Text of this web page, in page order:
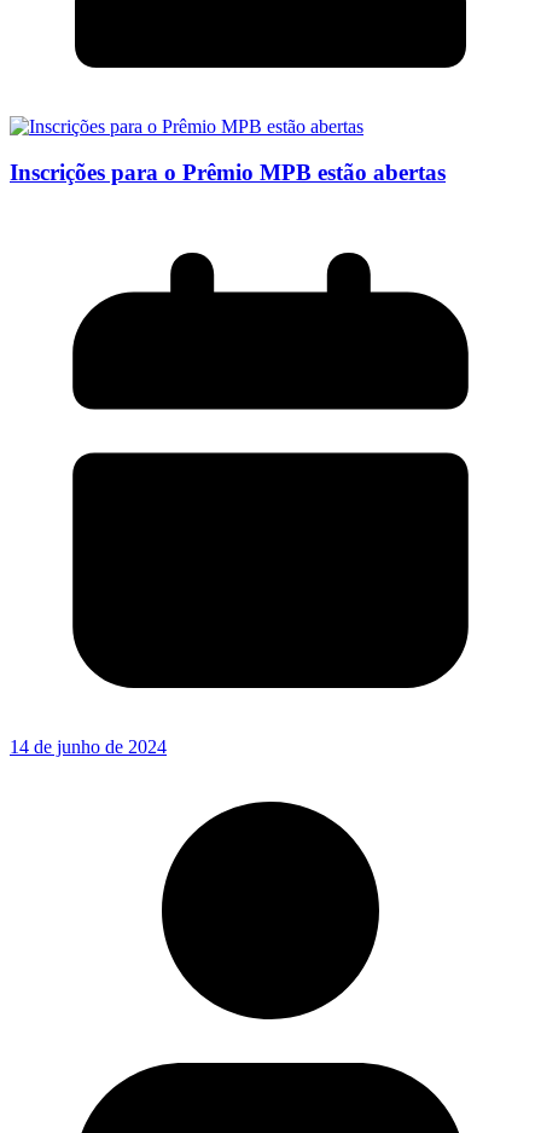
Inscrições para o Prêmio MPB estão abertas
14 de junho de 2024